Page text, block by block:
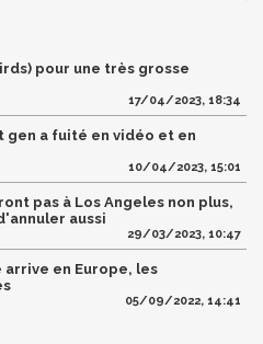
pour une très grosse
17/04/2023, 18:34
gen a fuité en vidéo et en
10/04/2023, 15:01
pas à Los Angeles non plus,
aussi
29/03/2023, 10:47
arrive en Europe, les
05/09/2022, 14:41